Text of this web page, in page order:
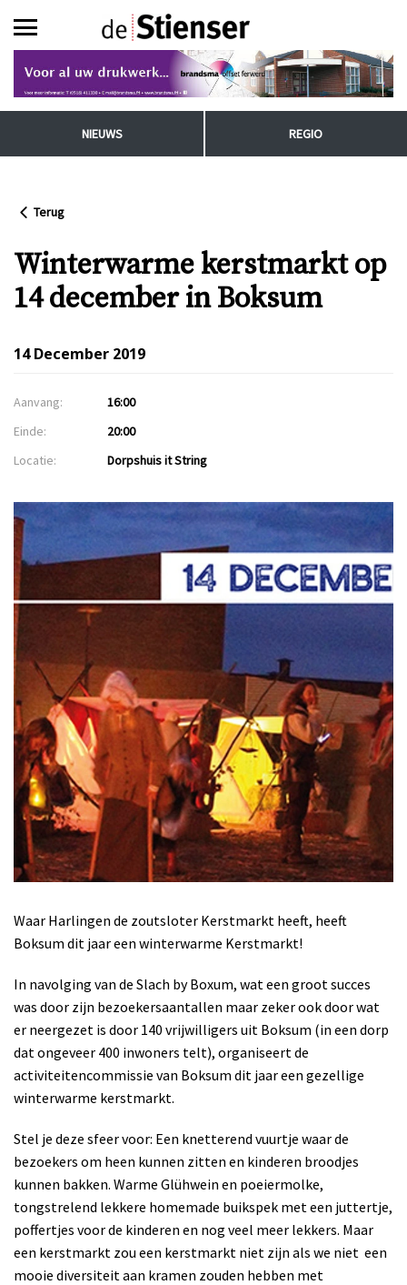
NIEUWS REGIO
Terug
Winterwarme kerstmarkt op
14 december in Boksum
14 December 2019
Aanvang:
16:00
Einde:
20:00
Locatie:
Dorpshuis it String
Waar Harlingen de zoutsloter Kerstmarkt heeft, heeft
Boksum dit jaar een winterwarme Kerstmarkt!
In navolging van de Slach by Boxum, wat een groot succes
was door zijn bezoekersaantallen maar zeker ook door wat
er neergezet is door 140 vrijwilligers uit Boksum (in een dorp
dat ongeveer 400 inwoners telt), organiseert de
activiteitencommissie van Boksum dit jaar een gezellige
winterwarme kerstmarkt.
Stel je deze sfeer voor: Een knetterend vuurtje waar de
bezoekers om heen kunnen zitten en kinderen broodjes
kunnen bakken. Warme Glühwein en poeiermolke,
tongstrelend lekkere homemade buikspek met een juttertje,
poffertjes voor de kinderen en nog veel meer lekkers. Maar
een kerstmarkt zou een kerstmarkt niet zijn als we niet een
mooie diversiteit aan kramen zouden hebben met